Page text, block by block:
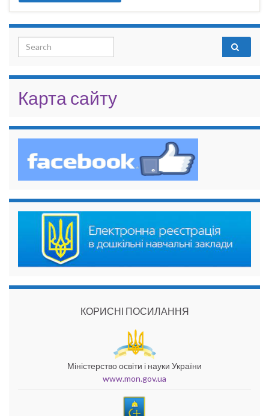
Search for:
Карта сайту
КОРИСНІ ПОСИЛАННЯ
Міністерство освіти і науки України
www.mon.gov.ua